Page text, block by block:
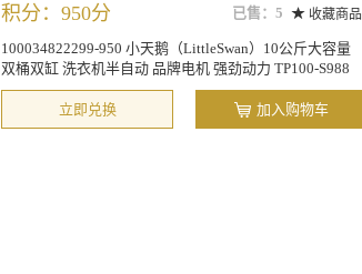
已售：5 收藏商品
积分：950分
100034822299-950 小天鹅（LittleSwan）10公斤大容量
双桶双缸 洗衣机半自动 品牌电机 强劲动力 TP100-S988
立即兑换 加入购物车